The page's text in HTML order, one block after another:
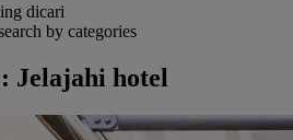
dicari
by categories
Jelajahi hotel